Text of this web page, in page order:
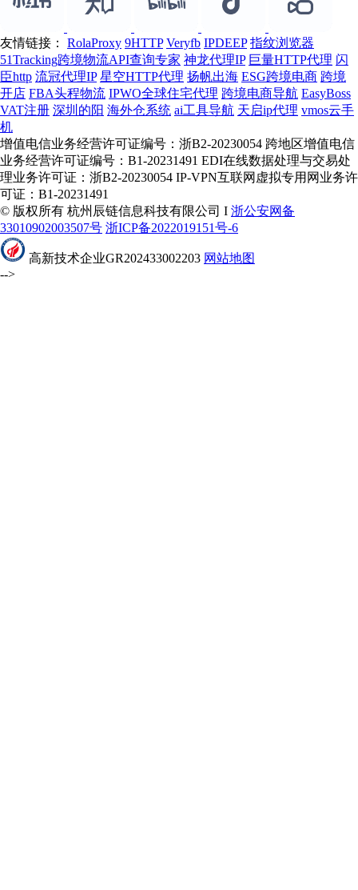
友情链接： RolaProxy 9HTTP Veryfb IPDEEP 指纹浏览器
51Tracking跨境物流API查询专家 神龙代理IP 巨量HTTP代理 闪
臣http 流冠代理IP 星空HTTP代理 扬帆出海 ESG跨境电商 跨境
开店 FBA头程物流 IPWO全球住宅代理 跨境电商导航 EasyBoss
VAT注册 深圳的阳 海外仓系统 ai工具导航 天启ip代理 vmos云手
机
增值电信业务经营许可证编号：浙B2-20230054 跨地区增值电信
业务经营许可证编号：B1-20231491 EDI在线数据处理与交易处
理业务许可证：浙B2-20230054 IP-VPN互联网虚拟专用网业务许
可证：B1-20231491
© 版权所有 杭州辰链信息科技有限公司 I 浙公安网备
33010902003507号 浙ICP备2022019151号-6
高新技术企业GR202433002203 网站地图
-->